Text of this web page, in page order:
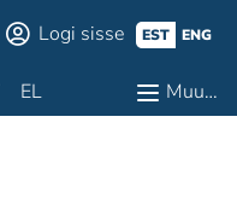
Logi sisse EST ENG
EL Muu…